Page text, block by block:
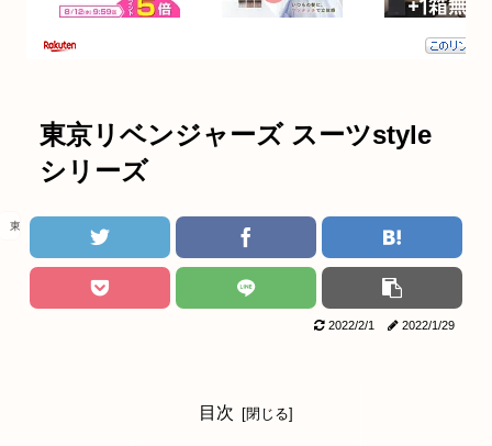
東京リベンジャーズ スーツstyle
シリーズ
東京リベンジャーズ
2022/2/1 2022/1/29
目次